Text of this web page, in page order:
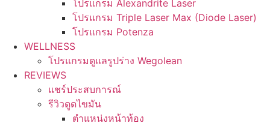
โปรแกรม Alexandrite Laser
โปรแกรม Triple Laser Max (Diode Laser)
โปรแกรม Potenza
WELLNESS
โปรแกรมดูแลรูปร่าง Wegolean
REVIEWS
แชร์ประสบการณ์
รีวิวดูดไขมัน
ตำแหน่งหน้าท้อง